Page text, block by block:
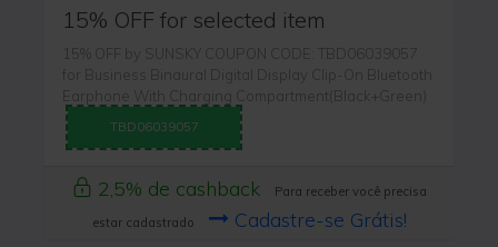
15% OFF for selected item
15% OFF by SUNSKY COUPON CODE: TBD06039057
for Business Binaural Digital Display Clip-On Bluetooth
Earphone With Charging Compartment(Black+Green)
TBD06039057
2,5% de cashback
Para receber você precisa
estar cadastrado
Cadastre-se Grátis!